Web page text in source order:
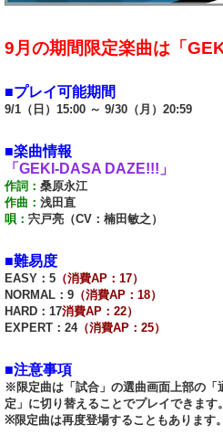
9月の期間限定楽曲は「
■プレイ可能期間
9/1（日）15:00 ～ 9/30（月）20:59
■楽曲情報
「GEKI-DASA DAZE!!!」
作詞： 桑原永江
作曲： 浅田直
唄： 宍戸亮（CV：楠田敏之）
■難易度
EASY：5 （消費AP：17）
NORMAL：9 （消費AP：18）
HARD：17消費AP：22）
EXPERT：24（消費AP：25）
■注意事項
※限定曲は「試合」の選曲画面上部の「
定」に切り替えることでプレイできます。
※限定曲は再度登場することもあります。